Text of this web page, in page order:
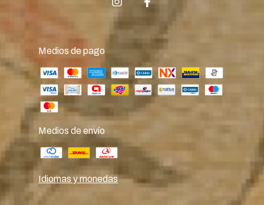
Medios de pago
Medios de envío
Idiomas y monedas